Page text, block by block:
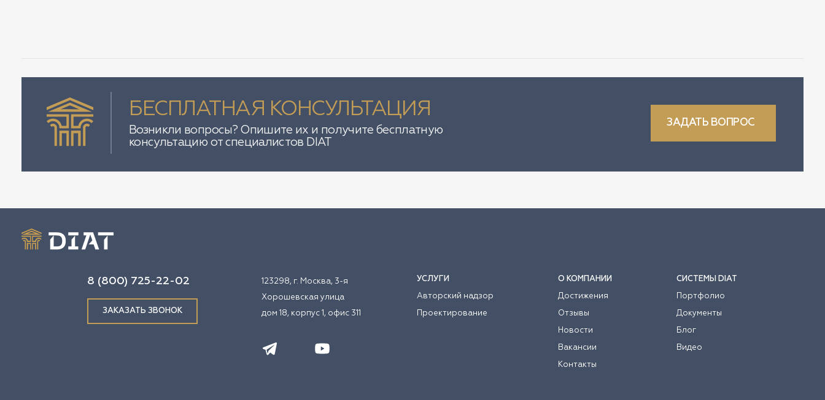
БЕСПЛАТНАЯ КОНСУЛЬТАЦИЯ
Возникли вопросы? Опишите их и получите бесплатную
консультацию от специалистов DIAT
ЗАДАТЬ ВОПРОС
8 (800) 725-22-02
ЗАКАЗАТЬ ЗВОНОК
123298, г. Москва, 3-я
Хорошевская улица
дом 18, корпус 1, офис 311
УСЛУГИ
Авторский надзор
Проектирование
О КОМПАНИИ
Достижения
Отзывы
Новости
Вакансии
Контакты
СИСТЕМЫ DIAT
Портфолио
Документы
Блог
Видео